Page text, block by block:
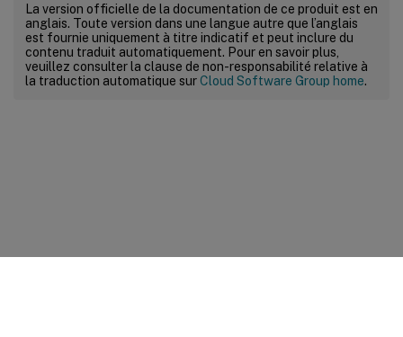
La version officielle de la documentation de ce produit est en
anglais. Toute version dans une langue autre que l’anglais
est fournie uniquement à titre indicatif et peut inclure du
contenu traduit automatiquement. Pour en savoir plus,
veuillez consulter la clause de non-responsabilité relative à
la traduction automatique surCloud Software Group home.